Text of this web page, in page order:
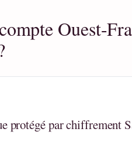
Ouest-
protégé par chiffrement